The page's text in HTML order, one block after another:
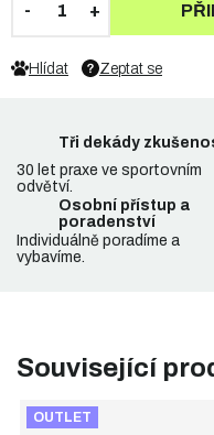
Zeptat se
Hlídat
Tři dekády
30 let praxe ve sportovním
odvětví.
Osobní přístup a
poradenství
Individuálně poradíme a
vybavíme.
Související
OUTLET